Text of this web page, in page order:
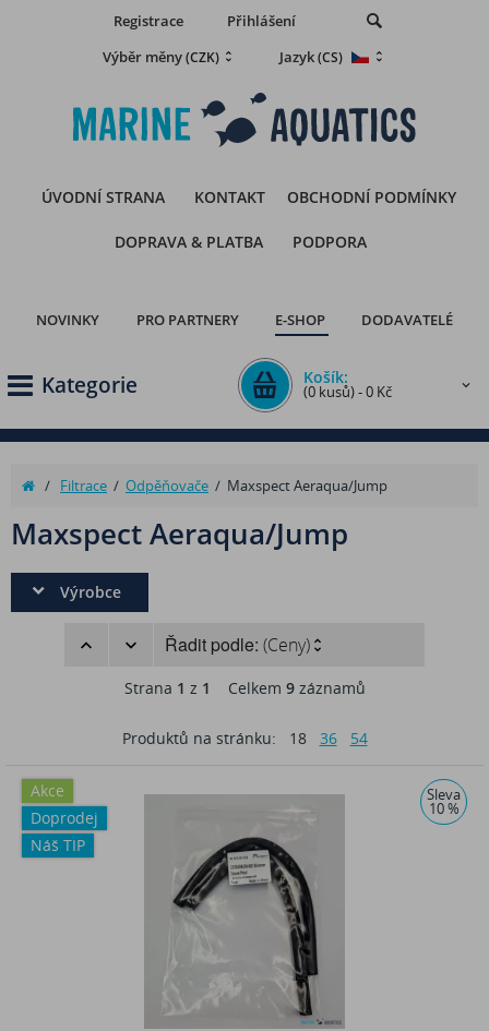
Registrace
Přihlášení
Výběr měny(CZK) Jazyk(CS)
ÚVODNÍ STRANA KONTAKT OBCHODNÍ PODMÍNKY
DOPRAVA & PLATBA PODPORA
NOVINKY PRO PARTNERY E-SHOP DODAVATELÉ
Kategorie Košík:
(0 kusů) - 0 Kč
/ Filtrace / Odpěňovače / Maxspect Aeraqua/Jump
Maxspect Aeraqua/Jump
Výrobce
Řadit podle: (Ceny)
Strana 1 z 1 Celkem 9záznamů
Produktů na stránku: 18 36 54
Akce
Doprodej
Náš TIP
Sleva
10 %